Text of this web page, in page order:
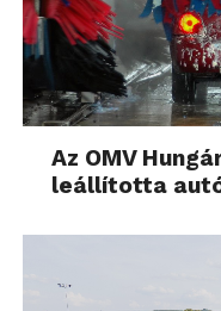
Az OMV
leállította